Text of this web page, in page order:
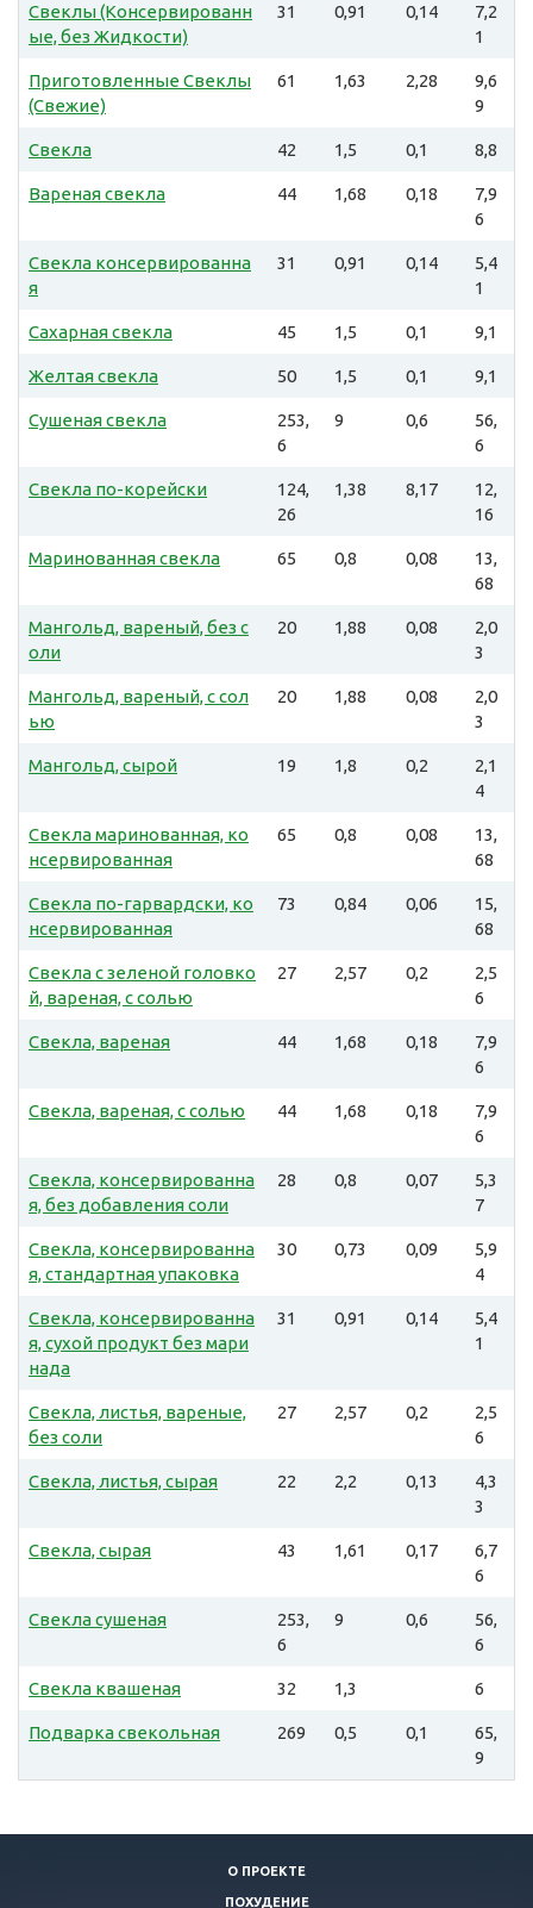
Свеклы (Консервированн
ые, без Жидкости)
31 0,91 0,14
7,2
1
Приготовленные Свеклы
(Свежие)
61 1,63 2,28
9,6
9
Свекла 42 1,5 0,1 8,8
Вареная свекла 44 1,68 0,18
7,9
6
Свекла консервированна
я
31 0,91 0,14
5,4
1
Сахарная свекла 45 1,5 0,1 9,1
Желтая свекла 50 1,5 0,1 9,1
Сушеная свекла
253,
6
9 0,6
56,
6
Свекла по-корейски
124,
26
1,38 8,17
12,
16
Маринованная свекла 65 0,8 0,08
13,
68
Мангольд, вареный, без с
оли
20 1,88 0,08
2,0
3
Мангольд, вареный, с сол
ью
20 1,88 0,08
2,0
3
Мангольд, сырой 19 1,8 0,2
2,1
4
Свекла маринованная, ко
нсервированная
65 0,8 0,08
13,
68
Свекла по-гарвардски, ко
нсервированная
73 0,84 0,06
15,
68
Свекла с зеленой головко
й, вареная, с солью
27 2,57 0,2
2,5
6
Свекла, вареная 44 1,68 0,18
7,9
6
Свекла, вареная, с солью 44 1,68 0,18
7,9
6
Свекла, консервированна
я, без добавления соли
28 0,8 0,07
5,3
7
Свекла, консервированна
я, стандартная упаковка
30 0,73 0,09
5,9
4
Свекла, консервированна
я, сухой продукт без мари
нада
31 0,91 0,14
5,4
1
Свекла, листья, вареные,
без соли
27 2,57 0,2
2,5
6
Свекла, листья, сырая 22 2,2 0,13
4,3
3
Свекла, сырая 43 1,61 0,17
6,7
6
Свекла сушеная
253,
6
9 0,6
56,
6
Свекла квашеная 32 1,3 6
Подварка свекольная 269 0,5 0,1
65,
9
О ПРОЕКТЕ
ПОХУДЕНИЕ